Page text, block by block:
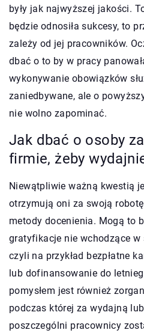
były jak najwyższej jakości.
będzie odnosiła sukcesy, to
zależy od jej pracowników.
dbać o to by w pracy
wykonywanie obowiązków
zaniedbywane, ale o
nie wolno zapominać.
Jak dbać o osoby
firmie, żeby
Niewątpliwie ważną kwestią
otrzymują oni za swoją
metody docenienia. Mogą to
gratyfikacje nie wchodzące w
czyli na przykład bezpłatne
lub dofinansowanie do
pomysłem jest również
podczas której za wydajną
poszczególni pracownicy